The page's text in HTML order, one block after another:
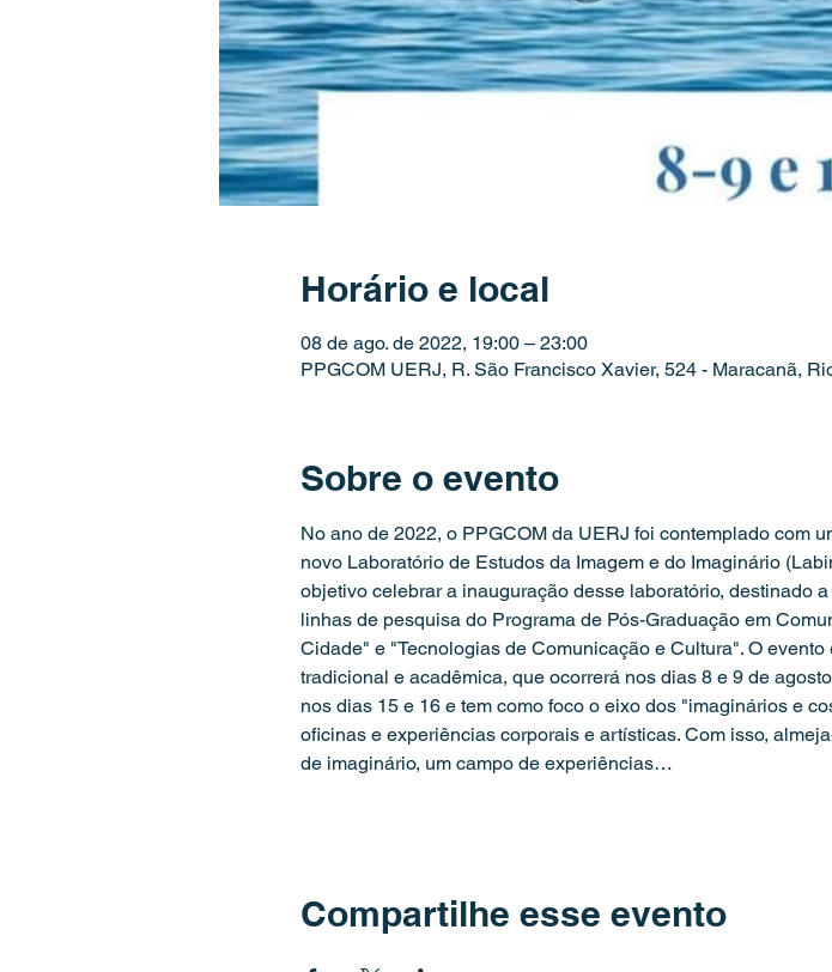
Horário e local
08 de ago. de 2022, 19:00 – 23:00
PPGCOM UERJ, R. São Francisco Xavier, 524 - Maracanã,
Sobre o evento
No ano de 2022, o PPGCOM da UERJ foi contemplado com
novo Laboratório de Estudos da Imagem e do Imaginário
objetivo celebrar a inauguração desse laboratório, destinado
linhas de pesquisa do Programa de Pós-Graduação em
Cidade" e "Tecnologias de Comunicação e Cultura". O
tradicional e acadêmica, que ocorrerá nos dias 8 e 9 de
nos dias 15 e 16 e tem como foco o eixo dos "imaginários e
oficinas e experiências corporais e artísticas. Com isso,
de imaginário, um campo de experiências…
Compartilhe esse evento